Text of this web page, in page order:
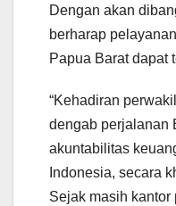
Dengan akan
berharap
Papua Barat dapat
“Kehadiran
dengab perjalanan
akuntabilitas
Indonesia, secara
Sejak masih